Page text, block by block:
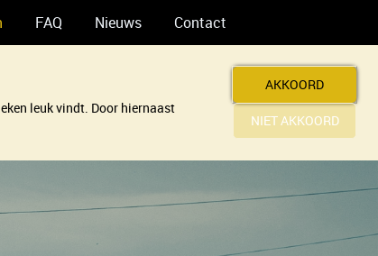
FAQ Nieuws Contact
leuk vindt. Door hiernaast
AKKOORD
NIET AKKOORD